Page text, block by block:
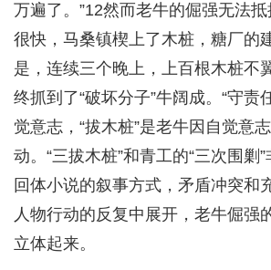
万遍了。”12然而老牛的倔强无法抵
很快，马桑镇楔上了木桩，糖厂的
是，连续三个晚上，上百根木桩不
终抓到了“破坏分子”牛阔成。“守责
觉意志，“拔木桩”是老牛因自觉意
动。“三拔木桩”和青工的“三次围剿
回体小说的叙事方式，矛盾冲突和
人物行动的反复中展开，老牛倔强
立体起来。